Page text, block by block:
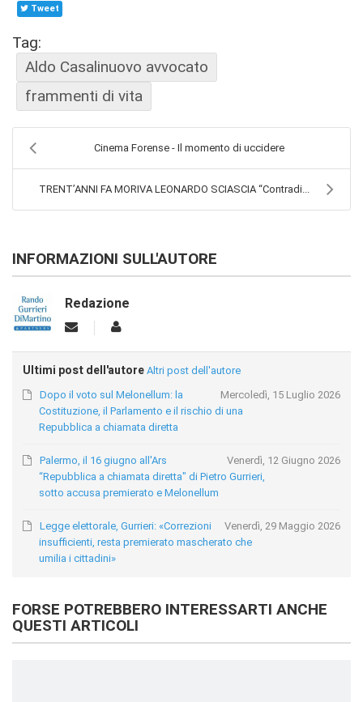
Tweet
Tag:
Aldo Casalinuovo avvocato
frammenti di vita
Cinema Forense - Il momento di uccidere
TRENT’ANNI FA MORIVA LEONARDO SCIASCIA “Contradi...
INFORMAZIONI SULL'AUTORE
Redazione
Ultimi post dell'autore Altri post dell'autore
Mercoledì, 15 Luglio 2026
Dopo il voto sul Melonellum: la
Costituzione, il Parlamento e il rischio di una
Repubblica a chiamata diretta
Venerdì, 12 Giugno 2026
Palermo, il 16 giugno all'Ars
“Repubblica a chiamata diretta" di Pietro Gurrieri,
sotto accusa premierato e Melonellum
Venerdì, 29 Maggio 2026
Legge elettorale, Gurrieri: «Correzioni
insufficienti, resta premierato mascherato che
umilia i cittadini»
FORSE POTREBBERO INTERESSARTI ANCHE
QUESTI ARTICOLI